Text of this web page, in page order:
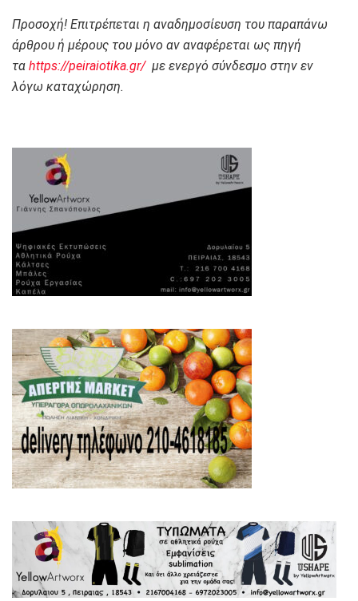
Προσοχή! Επιτρέπεται η αναδημοσίευση του παραπάνω
άρθρου ή μέρους του μόνο αν αναφέρεται ως πηγή
τα https://peiraiotika.gr/με ενεργό σύνδεσμο στην εν
λόγω καταχώρηση.